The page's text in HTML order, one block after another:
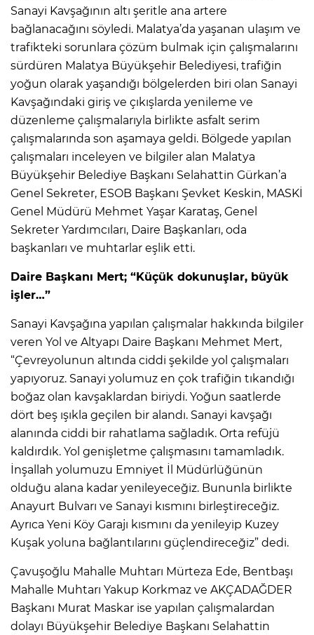
Sanayi Kavşağının altı şeritle ana artere
bağlanacağını söyledi. Malatya’da yaşanan ulaşım ve
trafikteki sorunlara çözüm bulmak için çalışmalarını
sürdüren Malatya Büyükşehir Belediyesi, trafiğin
yoğun olarak yaşandığı bölgelerden biri olan Sanayi
Kavşağındaki giriş ve çıkışlarda yenileme ve
düzenleme çalışmalarıyla birlikte asfalt serim
çalışmalarında son aşamaya geldi. Bölgede yapılan
çalışmaları inceleyen ve bilgiler alan Malatya
Büyükşehir Belediye Başkanı Selahattin Gürkan’a
Genel Sekreter, ESOB Başkanı Şevket Keskin, MASKİ
Genel Müdürü Mehmet Yaşar Karataş, Genel
Sekreter Yardımcıları, Daire Başkanları, oda
başkanları ve muhtarlar eşlik etti.
Daire Başkanı Mert; “Küçük dokunuşlar, büyük
işler…”
Sanayi Kavşağına yapılan çalışmalar hakkında bilgiler
veren Yol ve Altyapı Daire Başkanı Mehmet Mert,
“Çevreyolunun altında ciddi şekilde yol çalışmaları
yapıyoruz. Sanayi yolumuz en çok trafiğin tıkandığı
boğaz olan kavşaklardan biriydi. Yoğun saatlerde
dört beş ışıkla geçilen bir alandı. Sanayi kavşağı
alanında ciddi bir rahatlama sağladık. Orta refüjü
kaldırdık. Yol genişletme çalışmasını tamamladık.
İnşallah yolumuzu Emniyet İl Müdürlüğünün
olduğu alana kadar yenileyeceğiz. Bununla birlikte
Anayurt Bulvarı ve Sanayi kısmını birleştireceğiz.
Ayrıca Yeni Köy Garajı kısmını da yenileyip Kuzey
Kuşak yoluna bağlantılarını güçlendireceğiz” dedi.
Çavuşoğlu Mahalle Muhtarı Mürteza Ede, Bentbaşı
Mahalle Muhtarı Yakup Korkmaz ve AKÇADAĞDER
Başkanı Murat Maskar ise yapılan çalışmalardan
dolayı Büyükşehir Belediye Başkanı Selahattin